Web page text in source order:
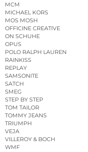
MCM
MICHAEL KORS
MOS MOSH
OFFICINE CREATIVE
ON SCHUHE
OPUS
POLO RALPH LAUREN
RAINKISS
REPLAY
SAMSONITE
SATCH
SMEG
STEP BY STEP
TOM TAILOR
TOMMY JEANS
TRIUMPH
VEJA
VILLEROY & BOCH
WMF